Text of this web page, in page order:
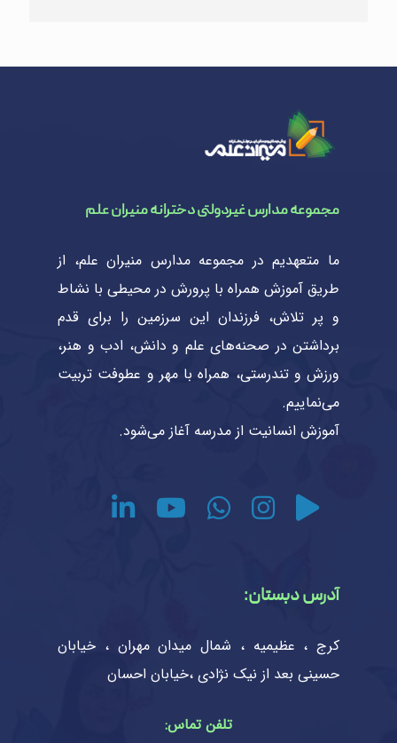
مجموعه مدارس غیردولتی دخترانه منیران علم
ما متعهدیم در مجموعه مدارس منیران علم، از
طریق آموزش همراه با پرورش در محیطی با نشاط
و پر تلاش، فرزندان این سرزمین را برای قدم
برداشتن در صحنه‌های علم و دانش، ادب و هنر،
ورزش و تندرستی، همراه با مهر و عطوفت تربیت
می‌نماییم.
آموزش انسانیت از مدرسه آغاز می‌شود.
آدرس دبستان:
کرج ، عظیمیه ، شمال میدان مهران ، خیابان
حسینی بعد از نیک نژادی ،خیابان احسان
تلفن تماس: